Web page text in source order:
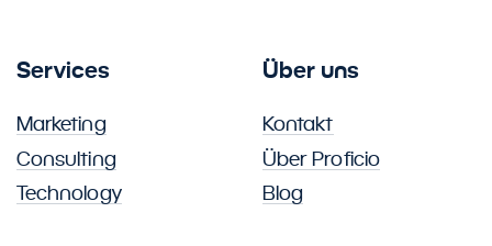
Services
Marketing
Consulting
Technology
Über uns
Kontakt
Über Proficio
Blog